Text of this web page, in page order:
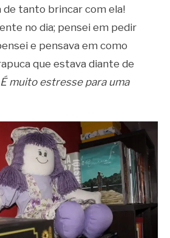
de tanto brincar com ela!
no dia; pensei em pedir
e pensava em como
que estava diante de
É muito estresse para uma